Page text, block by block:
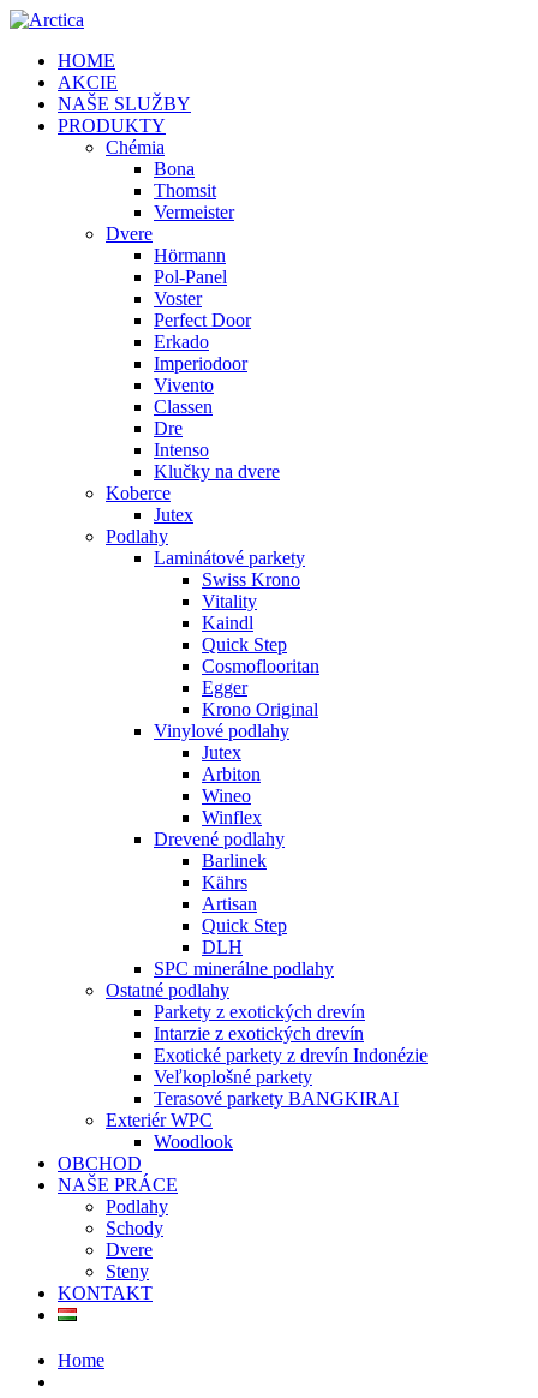
HOME
AKCIE
NAŠE SLUŽBY
PRODUKTY
Chémia
Bona
Thomsit
Vermeister
Dvere
Hörmann
Pol-Panel
Voster
Perfect Door
Erkado
Imperiodoor
Vivento
Classen
Dre
Intenso
Klučky na dvere
Koberce
Jutex
Podlahy
Laminátové parkety
Swiss Krono
Vitality
Kaindl
Quick Step
Cosmoflooritan
Egger
Krono Original
Vinylové podlahy
Jutex
Arbiton
Wineo
Winflex
Drevené podlahy
Barlinek
Kährs
Artisan
Quick Step
DLH
SPC minerálne podlahy
Ostatné podlahy
Parkety z exotických drevín
Intarzie z exotických drevín
Exotické parkety z drevín Indonézie
Veľkoplošné parkety
Terasové parkety BANGKIRAI
Exteriér WPC
Woodlook
OBCHOD
NAŠE PRÁCE
Podlahy
Schody
Dvere
Steny
KONTAKT
Home